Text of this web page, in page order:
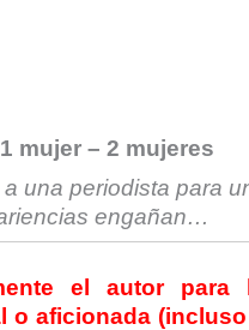
mujer – 2 mujeres
una periodista para
engañan…
el autor para
aficionada